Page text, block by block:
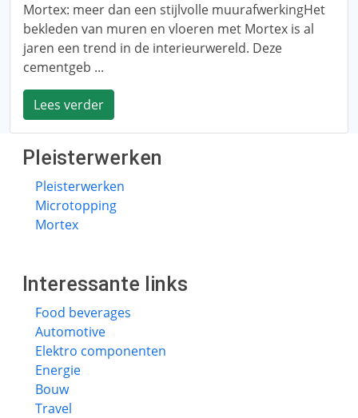
Mortex: meer dan een stijlvolle muurafwerkingHet
bekleden van muren en vloeren met Mortex is al
jaren een trend in de interieurwereld. Deze
cementgeb ...
Lees verder
Pleisterwerken
Pleisterwerken
Microtopping
Mortex
Interessante links
Food beverages
Automotive
Elektro componenten
Energie
Bouw
Travel